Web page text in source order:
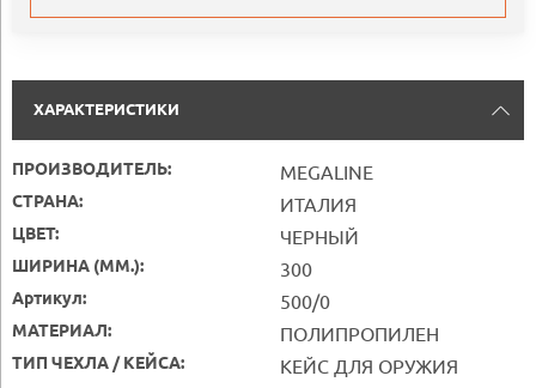
ХАРАКТЕРИСТИКИ
ПРОИЗВОДИТЕЛЬ: MEGALINE
СТРАНА: ИТАЛИЯ
ЦВЕТ: ЧЕРНЫЙ
ШИРИНА (ММ.): 300
Артикул: 500/0
МАТЕРИАЛ: ПОЛИПРОПИЛЕН
ТИП ЧЕХЛА / КЕЙСА: КЕЙС ДЛЯ ОРУЖИЯ